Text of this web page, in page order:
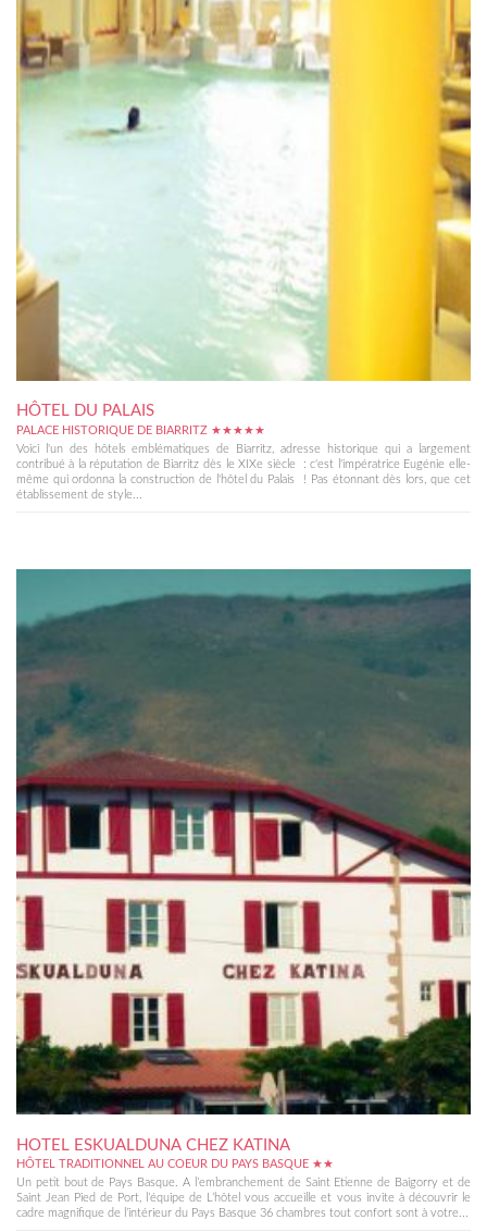
HÔTEL DU PALAIS
PALACE HISTORIQUE DE BIARRITZ ★★★★★
Voici l'un des hôtels emblématiques de Biarritz, adresse historique qui a largement
contribué à la réputation de Biarritz dès le XIXe siècle : c'est l'impératrice Eugénie elle-
même qui ordonna la construction de l'hôtel du Palais ! Pas étonnant dès lors, que cet
établissement de style...
HOTEL ESKUALDUNA CHEZ KATINA
HÔTEL TRADITIONNEL AU COEUR DU PAYS BASQUE ★★
Un petit bout de Pays Basque. A l’embranchement de Saint Etienne de Baigorry et de
Saint Jean Pied de Port, l’équipe de L’hôtel vous accueille et vous invite à découvrir le
cadre magnifique de l’intérieur du Pays Basque 36 chambres tout confort sont à votre...